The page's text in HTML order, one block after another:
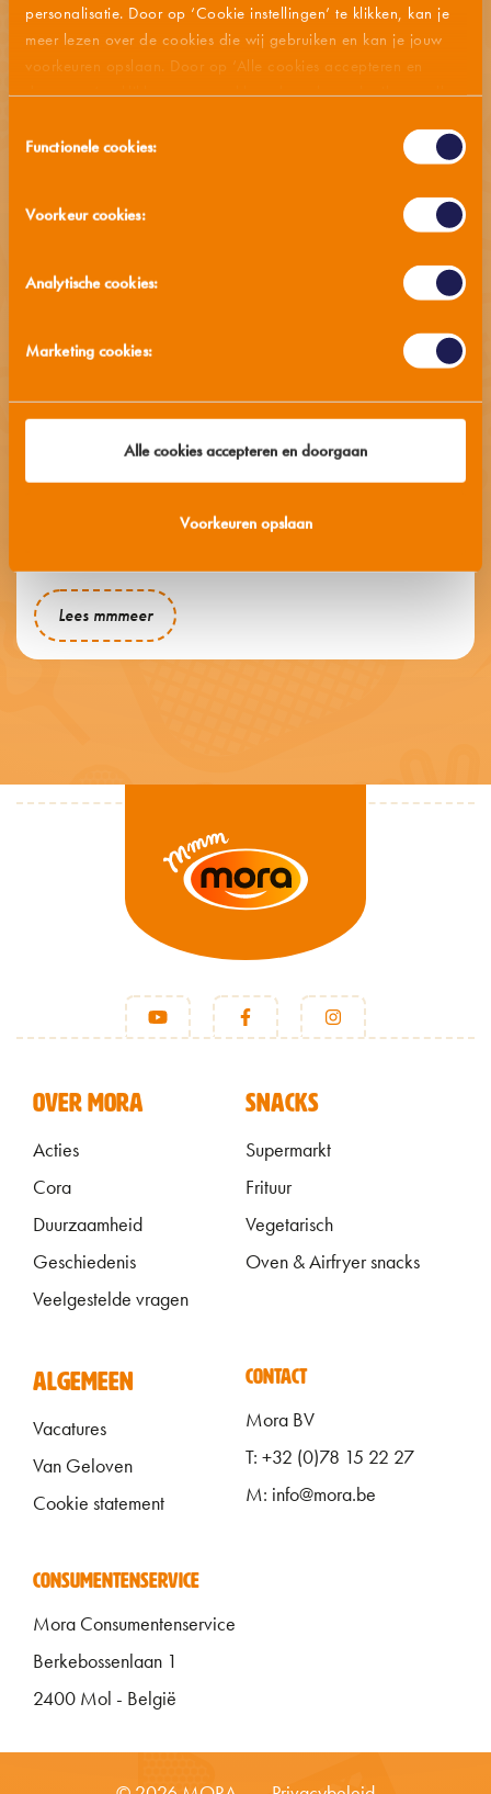
personalisatie. Door op ‘Cookie instellingen’ te klikken, kan je
meer lezen over de cookies die wij gebruiken en kan je jouw
voorkeuren opslaan. Door op ‘Alle cookies accepteren en
doorgaan’ te klikken, gaat u akkoord met het gebruik van alle
Functionele cookies:
Voorkeur cookies:
Analytische cookies:
Marketing cookies:
Alle cookies accepteren en doorgaan
Voorkeuren opslaan
NIEUWE LOGO MORA
Dat heb je goed gezien! Je favoriete Mora snacks zitten
MORA KAAS KIPKORN®
Lees mmmeer
VOET
OVER MORA
Acties
Cora
Duurzaamheid
Geschiedenis
Veelgestelde vragen
SNACKS
Supermarkt
Frituur
Vegetarisch
Oven & Airfryer snacks
ALGEMEEN FOOTER
ALGEMEEN
Vacatures
Van Geloven
Cookie statement
CONTACT
Mora BV
T: +32 (0)78 15 22 27
M: info@mora.be
CONSUMENTENSERVICE
Mora Consumentenservice
Berkebossenlaan 1
2400 Mol - België